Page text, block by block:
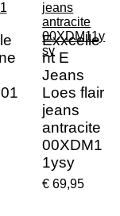
Exxcelle
nt E
Jeans
Loes flair
jeans
antracite
00XDM1
1ysy
€ 69,95